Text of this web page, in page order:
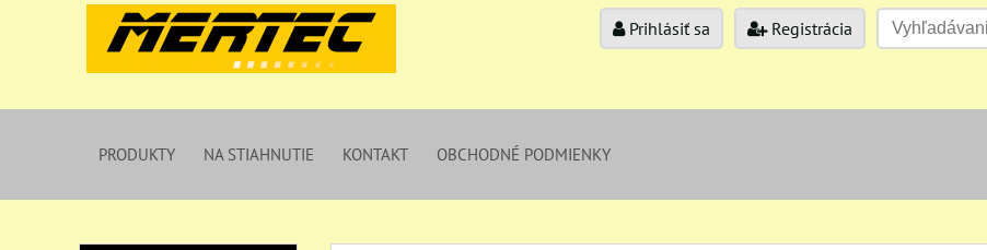
Prihlásiť sa Registrácia
PRODUKTY NA STIAHNUTIE KONTAKT OBCHODNÉ PODMIENKY